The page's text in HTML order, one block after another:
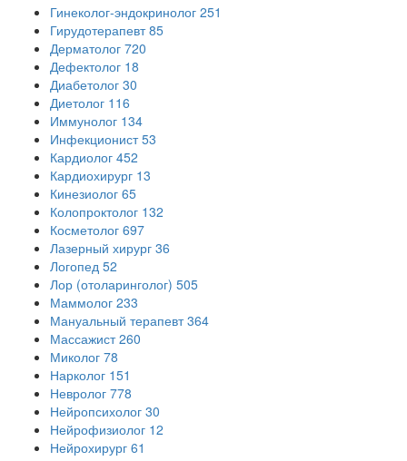
Гинеколог-эндокринолог 251
Гирудотерапевт 85
Дерматолог 720
Дефектолог 18
Диабетолог 30
Диетолог 116
Иммунолог 134
Инфекционист 53
Кардиолог 452
Кардиохирург 13
Кинезиолог 65
Колопроктолог 132
Косметолог 697
Лазерный хирург 36
Логопед 52
Лор (отоларинголог) 505
Маммолог 233
Мануальный терапевт 364
Массажист 260
Миколог 78
Нарколог 151
Невролог 778
Нейропсихолог 30
Нейрофизиолог 12
Нейрохирург 61